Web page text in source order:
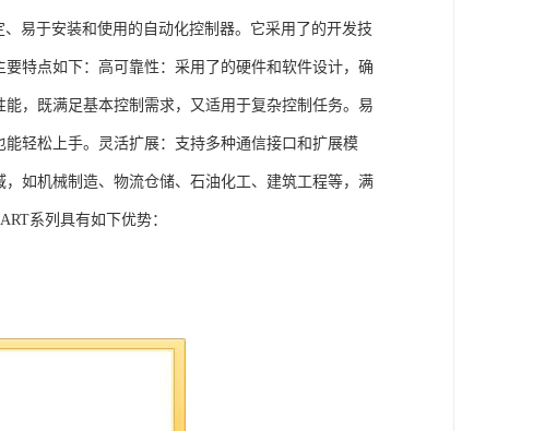
于安装和使用的自动化控制器。它采用了的开发技
特点如下：高可靠性：采用了的硬件和软件设计，确
，既满足基本控制需求，又适用于复杂控制任务。易
轻松上手。灵活扩展：支持多种通信接口和扩展模
如机械制造、物流仓储、石油化工、建筑工程等，满
系列具有如下优势：